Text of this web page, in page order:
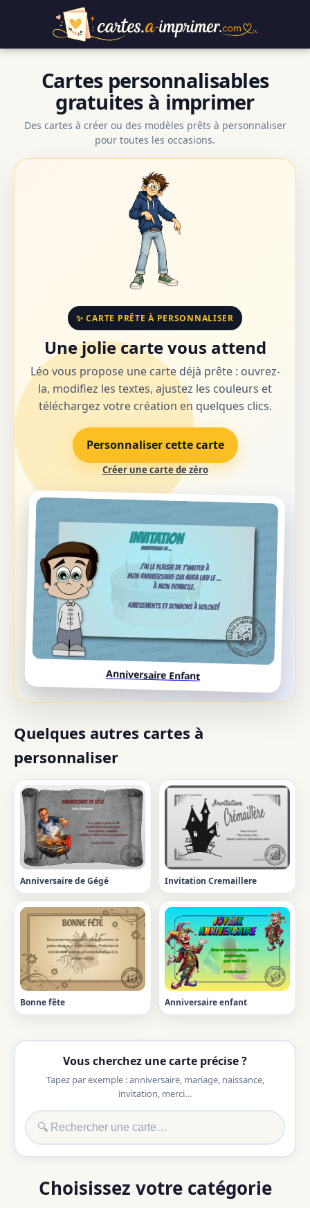
Cartes personnalisables
gratuites à imprimer
Des cartes à créer ou des modèles prêts à personnaliser
pour toutes les occasions.
✨ CARTE PRÊTE À PERSONNALISER
Une jolie carte vous attend
Léo vous propose une carte déjà prête : ouvrez-
la, modifiez les textes, ajustez les couleurs et
téléchargez votre création en quelques clics.
Personnaliser cette carte
Créer une carte de zéro
Anniversaire Enfant
Quelques autres cartes à
personnaliser
Anniversaire de Gégé Invitation Cremaillere
Bonne fête Anniversaire enfant
Vous cherchez une carte précise ?
Tapez par exemple : anniversaire, mariage, naissance,
invitation, merci…
Choisissez votre catégorie